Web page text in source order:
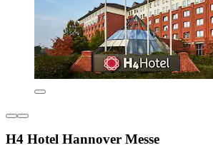
H4 Hotel Hannover Messe